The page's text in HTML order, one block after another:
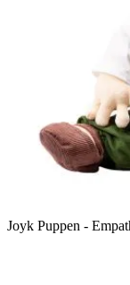
Joyk Puppen -